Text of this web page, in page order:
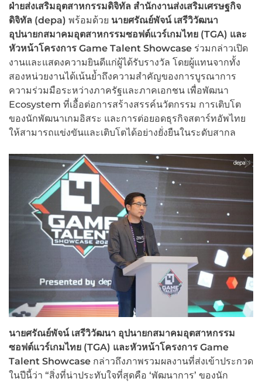
ฝ่ายส่งเสริมอุตสาหกรรมดิจิทัล สำนักงานส่งเสริมเศรษฐกิจ
ดิจิทัล (depa) พร้อมด้วย นายศรัณย์พัจน์ เสรีวิวัฒนา
อุปนายกสมาคมอุตสาหกรรมซอฟต์แวร์เกมไทย (TGA) และ
หัวหน้าโครงการ Game Talent Showcase ร่วมกล่าวเปิด
งานและแสดงความยินดีแก่ผู้ได้รับรางวัล โดยผู้แทนจากทั้ง
สองหน่วยงานได้เน้นย้ำถึงความสำคัญของการบูรณาการ
ความร่วมมือระหว่างภาครัฐและภาคเอกชน เพื่อพัฒนา
Ecosystem ที่เอื้อต่อการสร้างสรรค์นวัตกรรม การเติบโต
ของนักพัฒนาเกมอิสระ และการต่อยอดธุรกิจสตาร์ทอัพไทย
ให้สามารถแข่งขันและเติบโตได้อย่างยั่งยืนในระดับสากล
นายศรัณย์พัจน์ เสรีวิวัฒนา อุปนายกสมาคมอุตสาหกรรม
ซอฟต์แวร์เกมไทย (TGA) และหัวหน้าโครงการ Game
Talent Showcase กล่าวถึงภาพรวมผลงานที่ส่งเข้าประกวด
ในปีนี้ว่า “สิ่งที่น่าประทับใจที่สุดคือ ‘พัฒนาการ’ ของนัก